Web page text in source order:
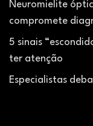
Neuromielite
compromete
5 sinais
ter atenção
Especialistas